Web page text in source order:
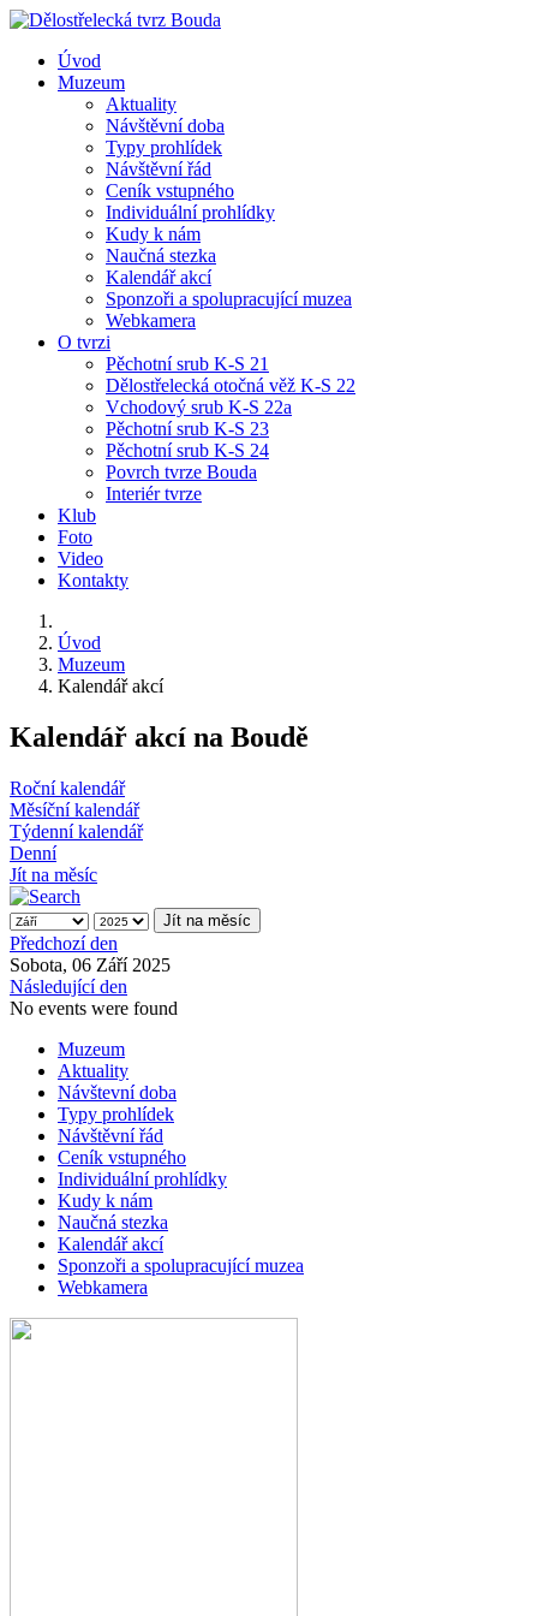
Úvod
Muzeum
Aktuality
Návštěvní doba
Typy prohlídek
Návštěvní řád
Ceník vstupného
Individuální prohlídky
Kudy k nám
Naučná stezka
Kalendář akcí
Sponzoři a spolupracující muzea
Webkamera
O tvrzi
Pěchotní srub K-S 21
Dělostřelecká otočná věž K-S 22
Vchodový srub K-S 22a
Pěchotní srub K-S 23
Pěchotní srub K-S 24
Povrch tvrze Bouda
Interiér tvrze
Klub
Foto
Video
Kontakty
Úvod
Muzeum
Kalendář akcí
Kalendář akcí na Boudě
Roční kalendář
Měsíční kalendář
Týdenní kalendář
Denní
Jít na měsíc
Jít na měsíc
Předchozí den
Sobota, 06 Září 2025
Následující den
No events were found
Muzeum
Aktuality
Návštevní doba
Typy prohlídek
Návštěvní řád
Ceník vstupného
Individuální prohlídky
Kudy k nám
Naučná stezka
Kalendář akcí
Sponzoři a spolupracující muzea
Webkamera